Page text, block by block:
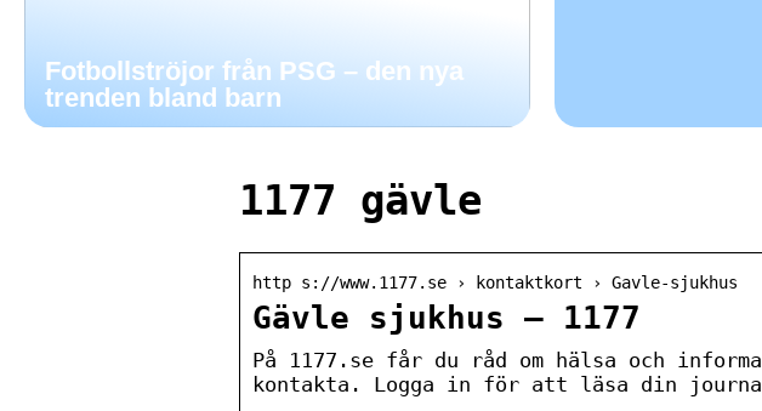
Fotbollströjor från PSG – den nya
trenden bland barn
1177 gävle
http s://www.1177.se › kontaktkort › Gavle-sjukhus
Gävle sjukhus – 1177
På 1177.se får du råd om hälsa och
kontakta. Logga in för att läsa din